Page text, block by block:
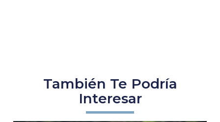
También Te Podría
Interesar